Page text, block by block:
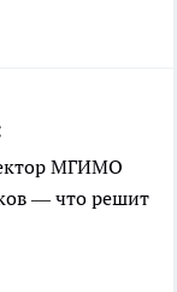
МГИМО
— что решит